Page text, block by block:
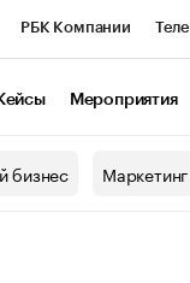
РБК Компании
Кейсы Мероприятия
бизнес